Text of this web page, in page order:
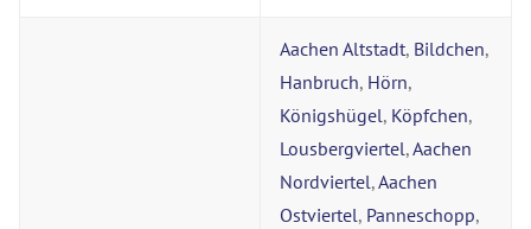
Aachen Altstadt, Bildchen,
Hanbruch, Hörn,
Königshügel, Köpfchen,
Lousbergviertel,Aachen
Nordviertel,Aachen
Ostviertel, Panneschopp,